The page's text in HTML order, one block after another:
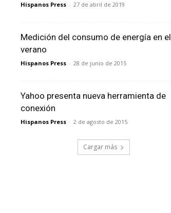
Hispanos Press - 27 de abril de 2019
Medición del consumo de energía en el
verano
Hispanos Press - 28 de junio de 2015
Yahoo presenta nueva herramienta de
conexión
Hispanos Press - 2 de agosto de 2015
Cargar más